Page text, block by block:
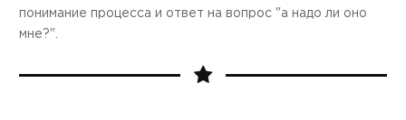
понимание процесса и ответ на вопрос "а надо ли оно
мне?".